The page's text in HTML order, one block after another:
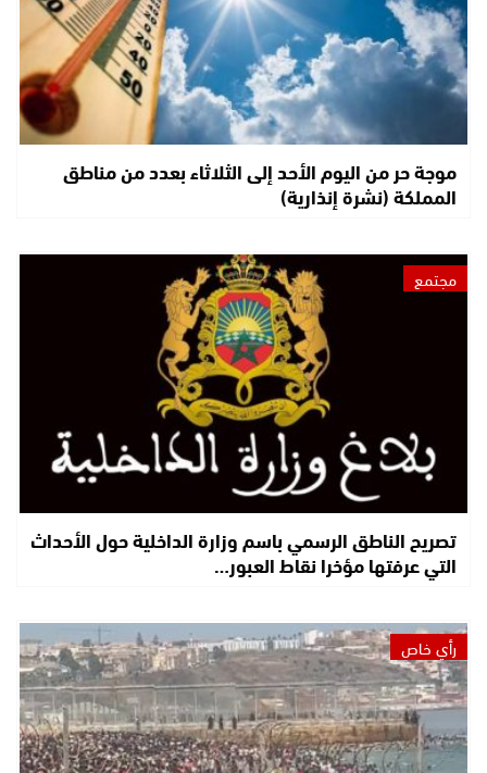
موجة حر من اليوم الأحد إلى الثلاثاء بعدد من مناطق
المملكة (نشرة إنذارية)
مجتمع
تصريح الناطق الرسمي باسم وزارة الداخلية حول الأحداث
التي عرفتها مؤخرا نقاط العبور…
رأي خاص